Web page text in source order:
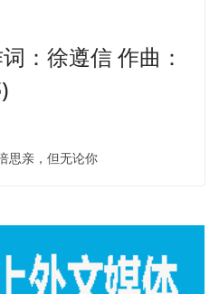
：徐遵信 作曲：
思亲，但无论你